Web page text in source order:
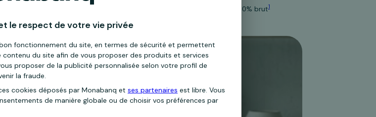
Au taux de 3% pendant 12 mois puis 1,60% brut1
en 3 étapes
le respect de votre vie privée
fonctionnement du site, en termes de sécurité et permettent
contenu du site afin de vous proposer des produits et services
proposer de la publicité personnalisée selon votre profil de
la fraude.
cookies déposés par Monabanq et ses partenaires est libre. Vous
de manière globale ou de choisir vos préférences par